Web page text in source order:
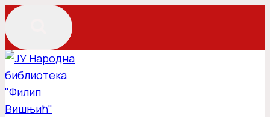
Skip
to
content